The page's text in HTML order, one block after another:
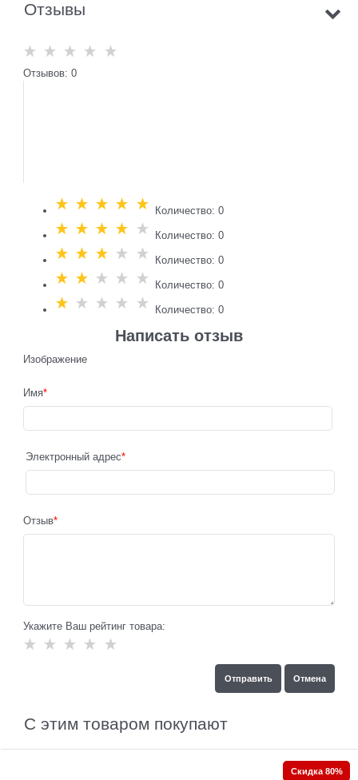
Отзывы
Отзывов: 0
Количество: 0
Количество: 0
Количество: 0
Количество: 0
Количество: 0
Написать отзыв
Изображение
Имя
Электронный адрес
Отзыв
Укажите Ваш рейтинг товара:
С этим товаром покупают
Скидка 80%